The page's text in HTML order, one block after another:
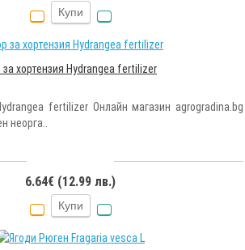
Купи
за хортензия Hydrangea fertilizer
fertilizer Онлайн магазин agrogradina.bg
неорга..
6.64€ (12.99 лв.)
Купи